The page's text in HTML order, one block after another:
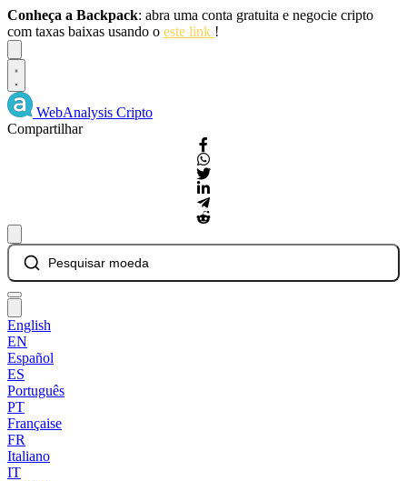
Conheça a Backpack: abra uma conta gratuita e negocie cripto
com taxas baixas usando o este link !
WebAnalysis Cripto
Compartilhar
Pesquisar moeda
English
EN
Español
ES
Português
PT
Française
FR
Italiano
IT